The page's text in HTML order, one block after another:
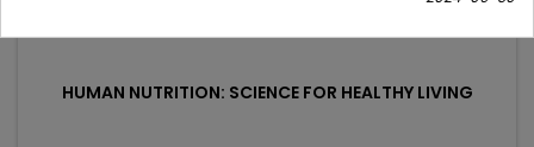
HUMAN NUTRITION: SCIENCE FOR HEALTHY LIVING